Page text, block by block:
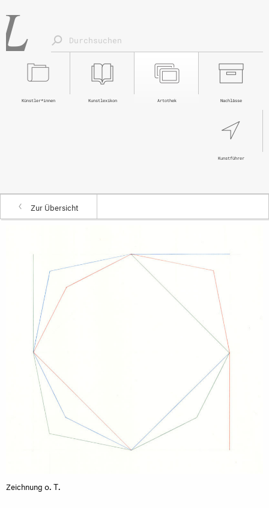
Nachlässe
Artothek
Kunstlexikon
Künstler*innen
Kunstführer
Zur Übersicht
Zeichnung o. T.